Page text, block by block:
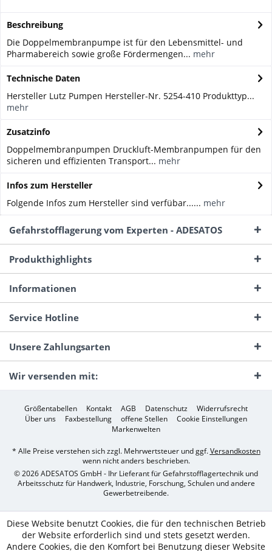
Beschreibung
Die Doppelmembranpumpe ist für den Lebensmittel- und
Pharmabereich sowie große Fördermengen... mehr
Technische Daten
Hersteller Lutz Pumpen Hersteller-Nr. 5254-410 Produkttyp...
mehr
Zusatzinfo
Doppelmembranpumpen Druckluft-Membranpumpen für den
sicheren und effizienten Transport... mehr
Infos zum Hersteller
Folgende Infos zum Hersteller sind verfübar...... mehr
Gefahrstofflagerung vom Experten - ADESATOS
Produkthighlights
Informationen
Service Hotline
Unsere Zahlungsarten
Wir versenden mit:
Größentabellen Kontakt AGB Datenschutz
Widerrufsrecht
Über uns
Faxbestellung offene Stellen
Cookie Einstellungen
Markenwelten
* Alle Preise verstehen sich zzgl. Mehrwertsteuer und ggf.Versandkosten
wenn nicht anders beschrieben.
© 2026 ADESATOS GmbH - Ihr Lieferant für Gefahrstofflagertechnik und
Arbeitsschutz für Handwerk, Industrie, Forschung, Schulen und andere
Gewerbetreibende.
Diese Website benutzt Cookies, die für den technischen Betrieb
der Website erforderlich sind und stets gesetzt werden.
Andere Cookies, die den Komfort bei Benutzung dieser Website